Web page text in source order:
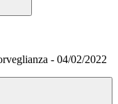
- 04/02/2022